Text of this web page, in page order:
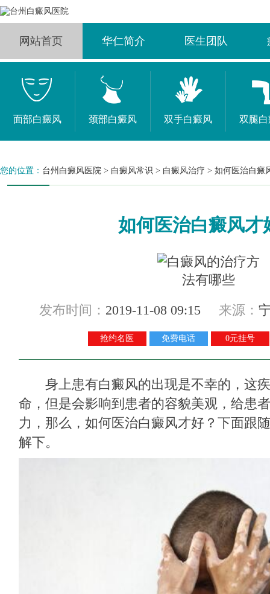
网站首页 华仁简介 医生团队
面部白癜风 颈部白癜风 双手白癜风 双腿
您的位置： 台州白癜风医院 > 白癜风常识 > 白癜风治疗 > 如何医治白癜
如何医治白癜风才
发布时间： 2019-11-08 09:15 来源：
抢约名医 免费电话 0元挂号
身上患有白癜风的出现是不幸的，这疾
命，但是会影响到患者的容貌美观，给患
力，那么，如何医治白癜风才好？下面跟
解下。